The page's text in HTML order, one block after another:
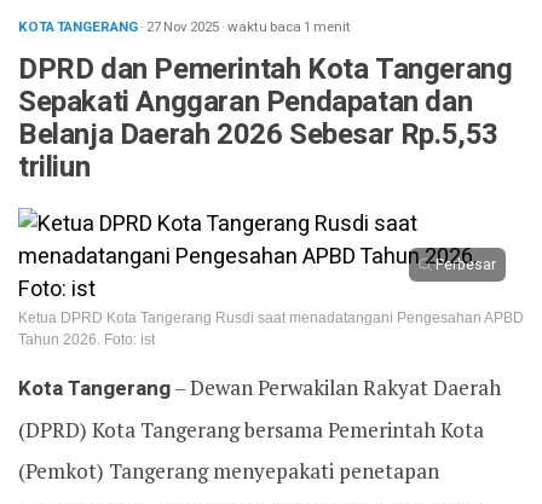
KOTA TANGERANG· 27 Nov 2025·waktu baca 1 menit
DPRD dan Pemerintah Kota Tangerang
Sepakati Anggaran Pendapatan dan
Belanja Daerah 2026 Sebesar Rp.5,53
triliun
Perbesar
Ketua DPRD Kota Tangerang Rusdi saat menadatangani Pengesahan APBD
Tahun 2026. Foto: ist
Kota Tangerang– Dewan Perwakilan Rakyat Daerah
(DPRD) Kota Tangerang bersama Pemerintah Kota
(Pemkot) Tangerang menyepakati penetapan